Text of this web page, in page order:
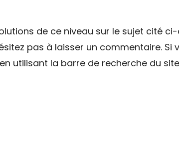
de ce niveau sur le sujet cité
pas à laisser un commentaire.
utilisant la barre de recherche du